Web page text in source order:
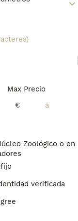
Max Precio
€
Zoológico o en
verificada